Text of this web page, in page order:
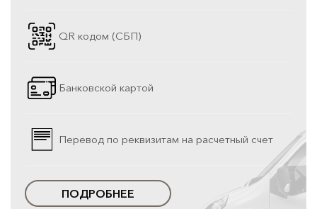
QR кодом (СБП)
Банковской картой
Перевод по реквизитам на расчетный счет
ПОДРОБНЕЕ